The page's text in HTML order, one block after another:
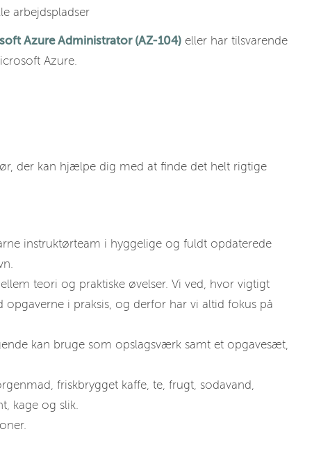
arbejdspladser
Azure Administrator (AZ-104) eller har tilsvarende
Azure.
der kan hjælpe dig med at finde det helt rigtige
instruktørteam i hyggelige og fuldt opdaterede
teori og praktiske øvelser. Vi ved, hvor vigtigt
i praksis, og derfor har vi altid fokus på
kan bruge som opslagsværk samt et opgavesæt,
friskbrygget kaffe, te, frugt, sodavand,
kage og slik.